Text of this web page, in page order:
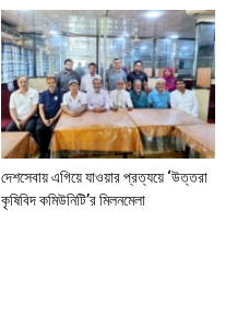
দেশসেবায় এগিয়ে যাওয়ার প্রত্যয়ে ‘উত্তরা
কৃষিবিদ কমিউনিটি’র মিলনমেলা